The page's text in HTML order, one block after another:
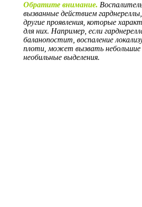
Обратите внимание.
вызванные действием
другие проявления, которые
для них. Например, если
баланопостит, воспаление
плоти, может вызвать небольшие
необильные выделения.